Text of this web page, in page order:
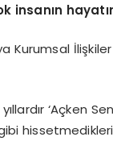
insanın
Kurumsal
yıllardır ‘Açken
hissetmedikleri